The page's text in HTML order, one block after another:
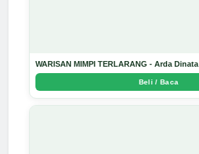
WARISAN MIMPI TERLARANG - Arda Dinata
Beli / Baca